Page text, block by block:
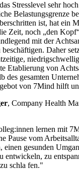
Stress­le­vel sehr
Belas­tungs­grenze
ist, hat ein
Zeit, noch „den
mit der
beschäf­ti­gen. Daher
Eta­blie­rung von
des gesam­ten
von 7Mind hilft
, Com­pany Health
lernen mit
Pause vom
einen gesunden
entwickeln, zu
schla fen."